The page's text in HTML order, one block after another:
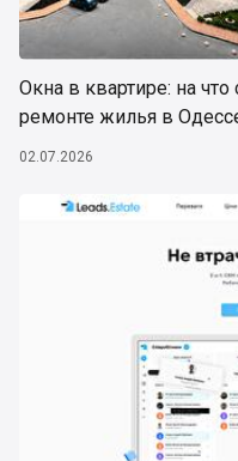
Окна в квартире: на
ремонте жилья в
02.07.2026